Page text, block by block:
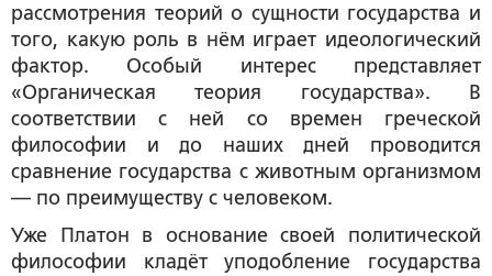
рассмотрения теорий о сущности государства и
того, какую роль в нём играет идеологический
фактор. Особый интерес представляет
«Органическая теория государства». В
соответствии с ней со времен греческой
философии и до наших дней проводится
сравнение государства с животным организмом
— по преимуществу с человеком.
Уже Платон в основание своей политической
философии кладёт уподобление государства